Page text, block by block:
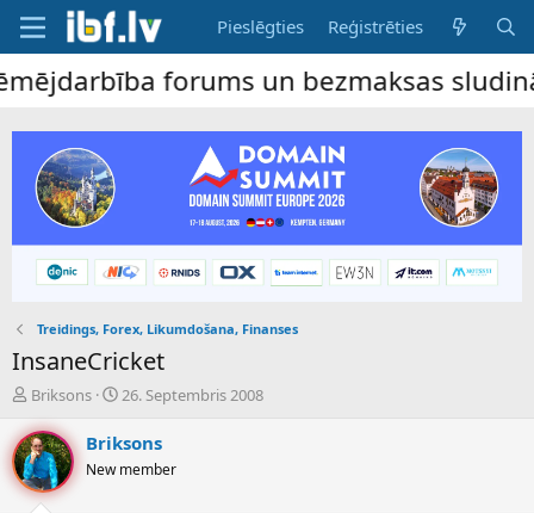
Pieslēgties Reģistrēties
forums un bezmaksas
Treidings, Forex, Likumdošana, Finanses
InsaneCricket
P
v
e
d
i
Briksons
S
k
m
26. Septembris 2008
Briksons
New member